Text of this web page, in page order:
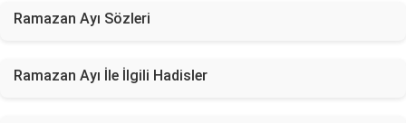
Ramazan Ayı Sözleri
Ramazan Ayı İle İlgili Hadisler